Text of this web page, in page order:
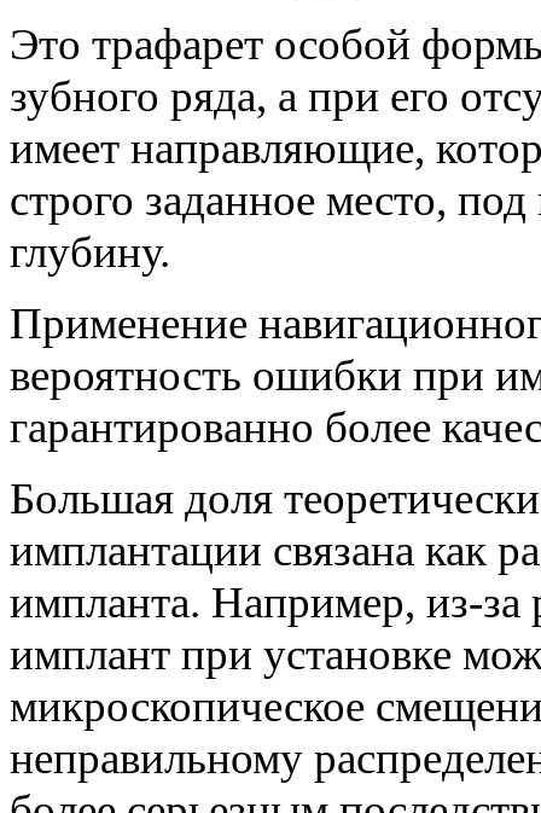
Это трафарет особой
зубного ряда, а при его
имеет направляющие,
строго заданное место,
глубину.
Применение
вероятность ошибки при
гарантированно более
Большая доля
имплантации связана как
импланта. Например, из-за
имплант при установке
микроскопическое
неправильному